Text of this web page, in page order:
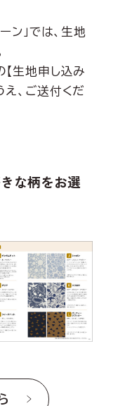
ン」では、生地
生地申し込み
、ご送付くだ
な柄をお選